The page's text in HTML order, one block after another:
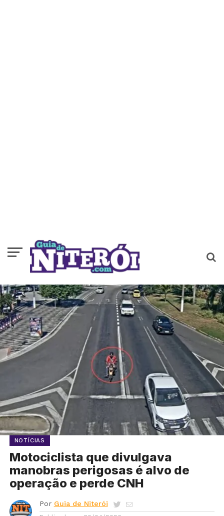
NOTÍCIAS
Motociclista que divulgava
manobras perigosas é alvo de
operação e perde CNH
Por Guia de Niterói